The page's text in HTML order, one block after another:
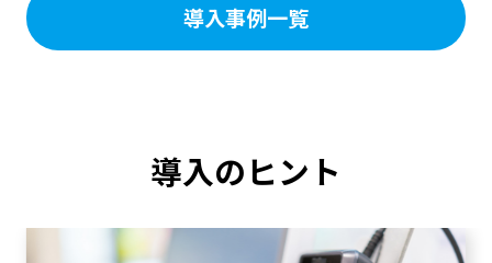
導入事例一覧
導入のヒント